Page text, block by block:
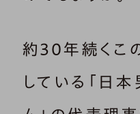
約30年続くこ
している「日